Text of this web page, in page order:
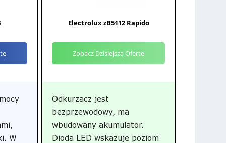
W
Electrolux zB5112 Rapido
Zobacz Dzisiejszą Ofertę
Odkurzacz jest
bezprzewodowy, ma
wbudowany akumulator.
Dioda LED wskazuje poziom